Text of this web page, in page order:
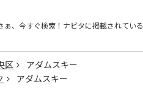
ぁ、今すぐ検索！ ナビタに掲載されている
区
アダムスキー
アダムスキー